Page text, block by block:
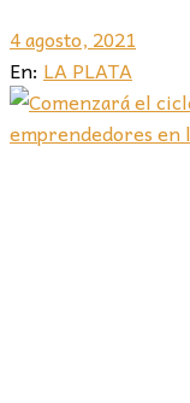
4 agosto, 2021
En: LA PLATA